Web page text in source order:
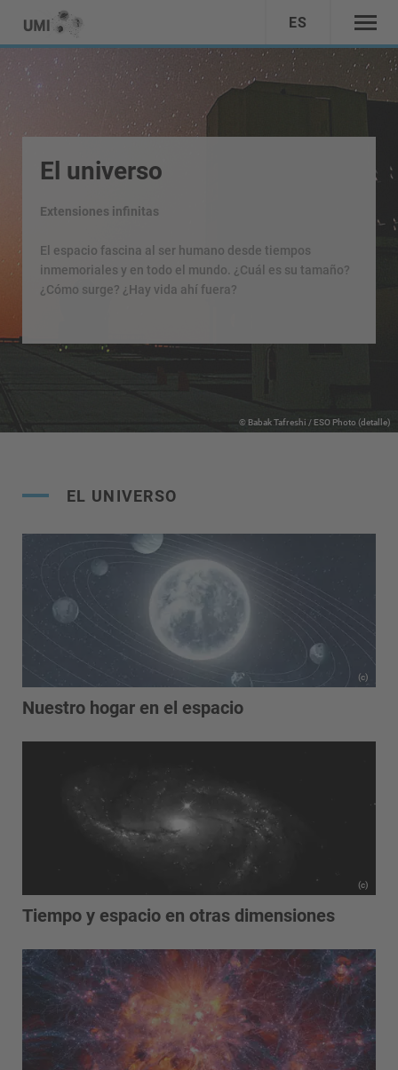
ES
El universo
Extensiones infinitas
El espacio fascina al ser humano desde tiempos
inmemoriales y en todo el mundo. ¿Cuál es su tamaño?
¿Cómo surge? ¿Hay vida ahí fuera?
© Babak Tafreshi / ESO Photo (detalle)
EL UNIVERSO
(c)
Nuestro hogar en el espacio
(c)
Tiempo y espacio en otras dimensiones